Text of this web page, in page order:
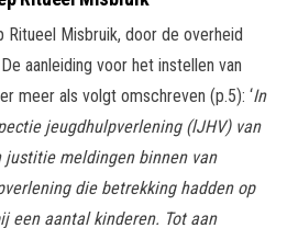
Misbruik, door de overheid
aanleiding voor het instellen van
meer als volgt omschreven (p.5): ‘In
jeugdhulpverlening (lJHV) van
justitie meldingen binnen van
die betrekking hadden op
een aantal kinderen. Tot aan